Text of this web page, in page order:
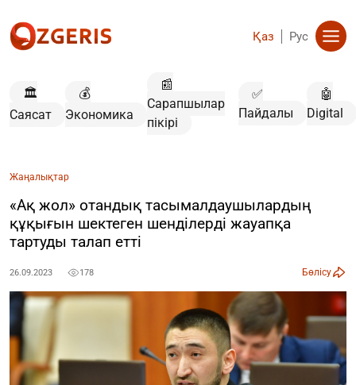
Қаз Рус
🏛️
Саясат
💰
Экономика
📰
Сарапшылар
пікірі
✅
Пайдалы
🤖
Digital
Жаңалықтар
«Ақ жол» отандық тасымалдаушылардың
құқығын шектеген шенділерді жауапқа
тартуды талап етті
26.09.2023 178 Бөлісу